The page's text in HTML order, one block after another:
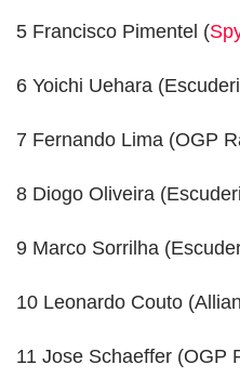
5 Francisco Pimentel (
6 Yoichi Uehara
7 Fernando Lima (OGP
8 Diogo Oliveira
9 Marco Sorrilha
10 Leonardo Couto
11 Jose Schaeffer (OGP